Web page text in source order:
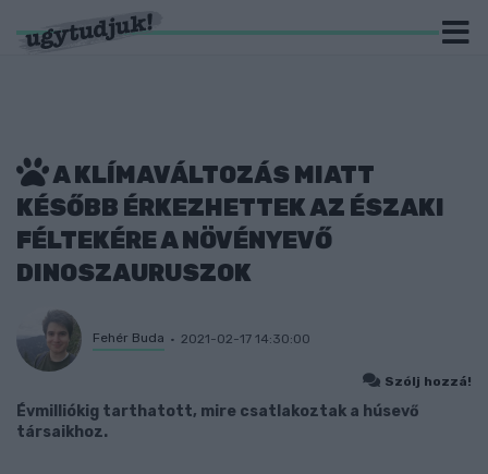
A KLÍMAVÁLTOZÁS MIATT
KÉSŐBB ÉRKEZHETTEK AZ ÉSZAKI
FÉLTEKÉRE A NÖVÉNYEVŐ
DINOSZAURUSZOK
Fehér Buda 2021-02-17 14:30:00
Szólj hozzá!
Évmilliókig tarthatott, mire csatlakoztak a húsevő
társaikhoz.